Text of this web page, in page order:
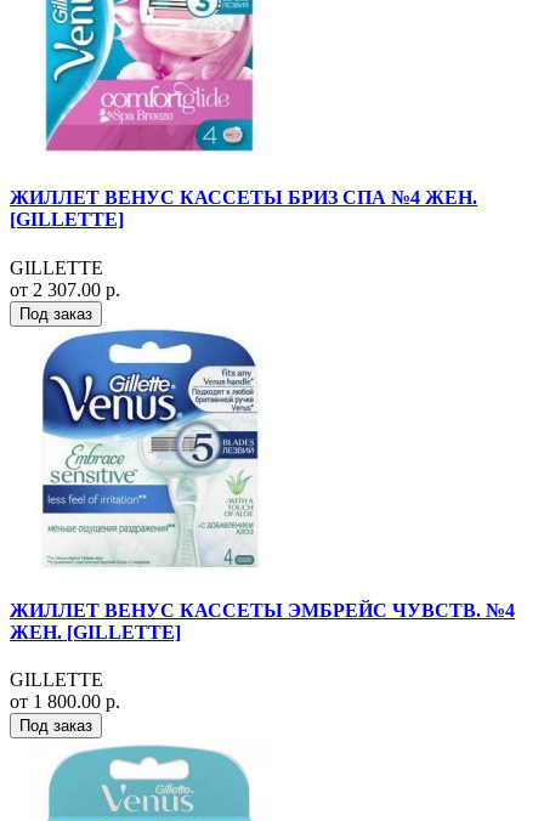
ЖИЛЛЕТ ВЕНУС КАССЕТЫ БРИЗ СПА №4 ЖЕН.
[GILLETTE]
GILLETTE
от 2 307.00 р.
Под заказ
ЖИЛЛЕТ ВЕНУС КАССЕТЫ ЭМБРЕЙС ЧУВСТВ. №4
ЖЕН. [GILLETTE]
GILLETTE
от 1 800.00 р.
Под заказ